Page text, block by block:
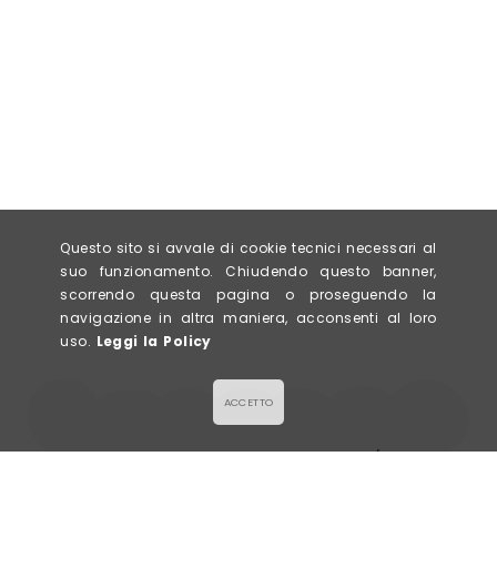
LA GALETTE
Via Civerchi 63/65,
Questo sito si avvale di cookie tecnici necessari al
suo funzionamento. Chiudendo questo banner,
scorrendo questa pagina o proseguendo la
navigazione in altra maniera, acconsenti al loro
uso. Leggi la Policy
ACCETTO